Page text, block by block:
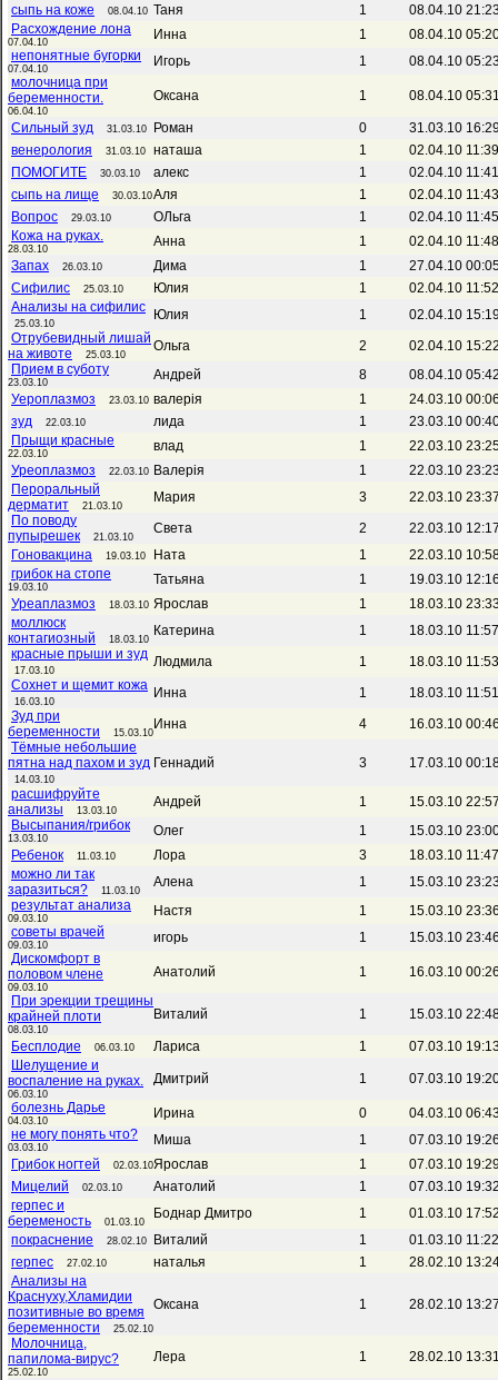
сыпь на коже
08.04.10 Таня 1
08.04.10
Расхождение лона
07.04.10 Инна 1
08.04.10
непонятные бугорки
07.04.10 Игорь 1
08.04.10
молочница при
беременности.
06.04.10
Оксана 1 08.04.10
Сильный зуд 31.03.10 Роман 0
31.03.10
венерология
31.03.10 наташа 1
02.04.10
ПОМОГИТЕ
30.03.10 алекс 1
02.04.10
сыпь на лище
30.03.10Аля 1
02.04.10
Вопрос
29.03.10 ОЛьга 1
02.04.10
Кожа на руках.
28.03.10 Анна 1
02.04.10
Запах
26.03.10 Дима 1
27.04.10
Сифилис
25.03.10 Юлия 1
02.04.10
Анализы на сифилис
25.03.10
Юлия 1
02.04.10
Отрубевидный лишай
на животе
25.03.10
Ольга 2
02.04.10
Прием в суботу
23.03.10 Андрей 8
08.04.10
Уероплазмоз
23.03.10 валерія 1
24.03.10
зуд
22.03.10 лида 1
23.03.10
Прыщи красные
22.03.10 влад 1
22.03.10
Уреоплазмоз
22.03.10 Валерія 1
22.03.10
Пероральный
дерматит
21.03.10
Мария 3
22.03.10
По поводу
пупырешек
21.03.10
Света 2
22.03.10
Гоновакцина
19.03.10 Ната 1
22.03.10
грибок на стопе
19.03.10 Татьяна 1
19.03.10
Уреаплазмоз
18.03.10 Ярослав 1
18.03.10
моллюск
контагиозный
18.03.10
Катерина 1
18.03.10
красные прыши и зуд
17.03.10
Людмила 1
18.03.10
Сохнет и щемит кожа
16.03.10
Инна 1
18.03.10
Зуд при
беременности
15.03.10
Инна 4
16.03.10
Тёмные небольшие
пятна над пахом и зуд
14.03.10
Геннадий 3
17.03.10
расшифруйте
анализы
13.03.10
Андрей 1
15.03.10
Высыпания/грибок
13.03.10 Олег 1
15.03.10
Ребенок
11.03.10 Лора 3
18.03.10
можно ли так
заразиться?
11.03.10
Алена 1
15.03.10
результат анализа
09.03.10 Настя 1
15.03.10
советы врачей
09.03.10 игорь 1
15.03.10
Дискомфорт в
половом члене
09.03.10
Анатолий 1
16.03.10
При эрекции трещины
крайней плоти
08.03.10
Виталий 1 15.03.10
Бесплодие 06.03.10 Лариса 1
07.03.10
Шелущение и
воспаление на руках.
06.03.10
Дмитрий 1
07.03.10
болезнь Дарье
04.03.10 Ирина 0
04.03.10
не могу понять что?
03.03.10 Миша 1
07.03.10
Грибок ногтей
02.03.10Ярослав 1
07.03.10
Мицелий
02.03.10 Анатолий 1
07.03.10
герпес и
беременость
01.03.10
Боднар Дмитро 1
01.03.10
покраснение
28.02.10 Виталий 1
01.03.10
герпес
27.02.10 наталья 1
28.02.10
Анализы на
Краснуху,Хламидии
позитивные во время
беременности
25.02.10
Оксана 1 28.02.10
Молочница,
папилома-вирус?
25.02.10
Лера 1 28.02.10